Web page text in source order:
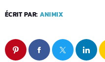
ÉCRIT PAR: ANIMIX